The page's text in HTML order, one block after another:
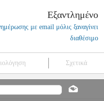
Εξαντλημένο
με email μόλις ξαναγίνει
διαθέσιμο
Σχετικά
PIRASTRO
ΧΟΡΔΕΣ